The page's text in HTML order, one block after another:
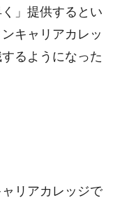
」提供するとい
キャリアカレッ
るようになった
アカレッジで